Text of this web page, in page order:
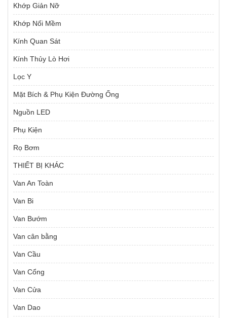
Khớp Giản Nỡ
Khớp Nối Mềm
Kính Quan Sát
Kính Thủy Lò Hơi
Lọc Y
Mặt Bích & Phụ Kiện Đường Ống
Nguồn LED
Phụ Kiện
Rọ Bơm
THIẾT BỊ KHÁC
Van An Toàn
Van Bi
Van Bướm
Van cân bằng
Van Cầu
Van Cổng
Van Cửa
Van Dao